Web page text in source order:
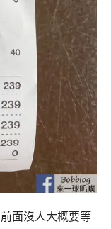
面沒人大概要等